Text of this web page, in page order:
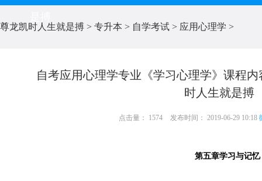
尊龙凯时人生就是搏 > 专升本 > 自学考试 > 应用心理学 >
自考应用心理学专业《学习心理学》课程
时人生就是搏
点击量： 1574 发布时间： 2019-06-29 10:18
第五章学习与记忆